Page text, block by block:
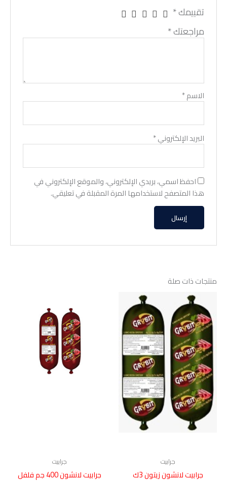
تقييمك*
مراجعتك*
الاسم*
البريد الإلكتروني*
احفظ اسمي، بريدي الإلكتروني، والموقع الإلكتروني في
هذا المتصفح لاستخدامها المرة المقبلة في تعليقي.
منتجات ذات صلة
جرابيت
جرابيت لانشون زيتون 3ك
جرابيت
جرابيت لانشون 400 جم فلفل